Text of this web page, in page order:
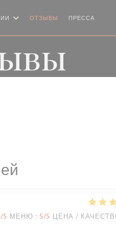
ОТЗЫВЫ ПРЕССА
/5 МЕНЮ : 5/5 ЦЕНА /